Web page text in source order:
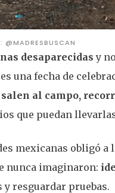
@MADRESBUSCAN
desaparecidasy
una fecha de
salen al campo,
que puedan
mexicanas obligó a
nunca imaginaron:
y resguardar pruebas.